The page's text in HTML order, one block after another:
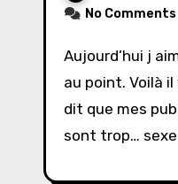
No Comments
Aujourd’hui j aimerais faire une petite mise
au point. Voilà il
dit que mes
sont trop…